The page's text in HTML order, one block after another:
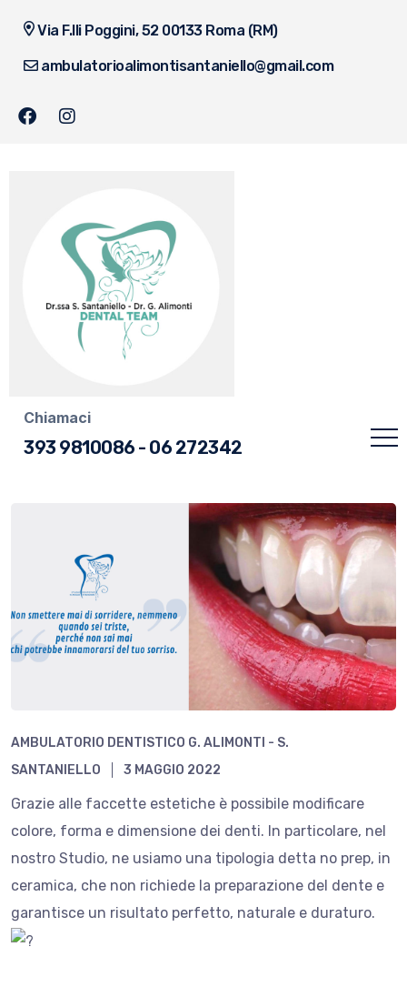
Via F.lli Poggini, 52 00133 Roma (RM)
ambulatorioalimontisantaniello@gmail.com
Chiamaci
393 9810086 - 06 272342
AMBULATORIO DENTISTICO G. ALIMONTI - S.
SANTANIELLO
3 MAGGIO 2022
Grazie alle faccette estetiche è possibile modificare
colore, forma e dimensione dei denti. In particolare, nel
nostro Studio, ne usiamo una tipologia detta no prep, in
ceramica, che non richiede la preparazione del dente e
garantisce un risultato perfetto, naturale e duraturo.